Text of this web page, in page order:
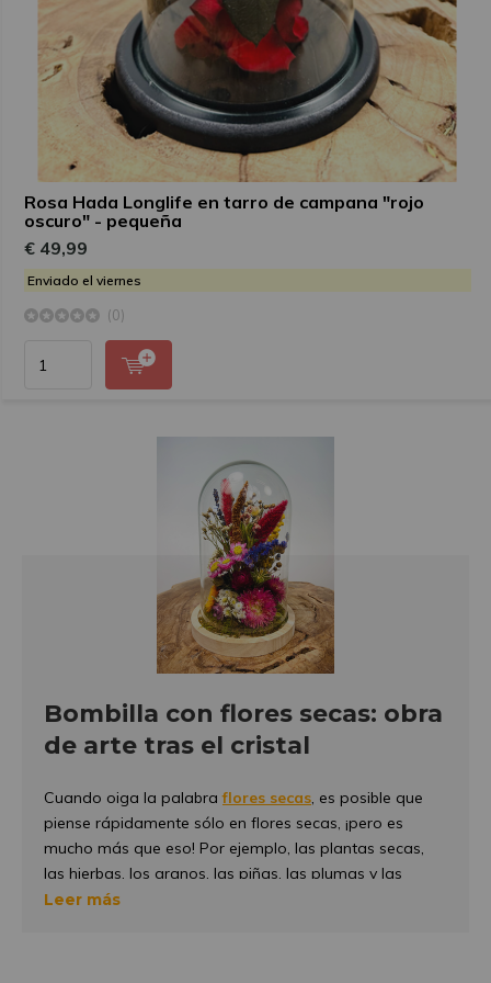
Rosa Hada Longlife en tarro de campana "rojo
oscuro" - pequeña
€ 49,99
Enviado el viernes
(0)
Bombilla con flores secas: obra
de arte tras el cristal
Cuando oiga la palabraflores secas, es posible que
piense rápidamente sólo en flores secas, ¡pero es
mucho más que eso! Por ejemplo, las plantas secas,
las hierbas, los granos, las piñas, las plumas y las
ramas también pertenecen a las flores secas. Las
Leer más